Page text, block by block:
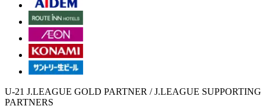
U-21 J.LEAGUE GOLD PARTNER / J.LEAGUE SUPPORTING
PARTNERS